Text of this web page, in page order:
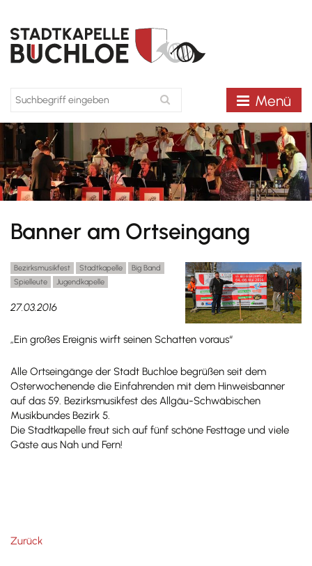
Menü
Banner am Ortseingang
Bezirksmusikfest Stadtkapelle
Big Band
Spielleute
Jugendkapelle
27.03.2016
„Ein großes Ereignis wirft seinen Schatten voraus“
Alle Ortseingänge der Stadt Buchloe begrüßen seit dem
Osterwochenende die Einfahrenden mit dem Hinweisbanner
auf das 59. Bezirksmusikfest des Allgäu-Schwäbischen
Musikbundes Bezirk 5.
Die Stadtkapelle freut sich auf fünf schöne Festtage und viele
Gäste aus Nah und Fern!
Zurück